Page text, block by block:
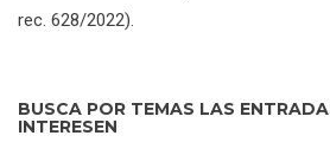
rec. 628/2022).
BUSCA POR TEMAS LAS
INTERESEN